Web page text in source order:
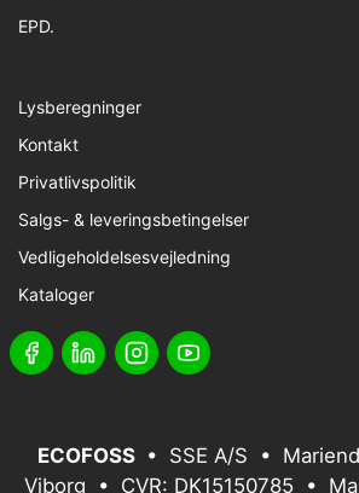
EPD.
Lysberegninger
Kontakt
Privatlivspolitik
Salgs- & leveringsbetingelser
Vedligeholdelsesvejledning
Kataloger
ECOFOSS • SSE A/S •
Viborg • CVR: DK15150785 •